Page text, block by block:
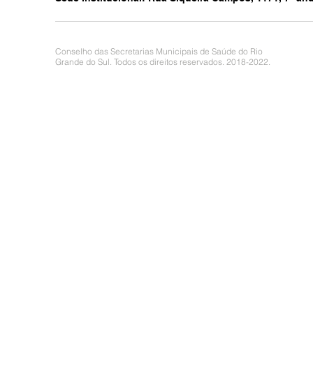
Conselho das Secretarias Municipais de Saúde do Rio
Grande do Sul. Todos os direitos reservados. 2018-2022.